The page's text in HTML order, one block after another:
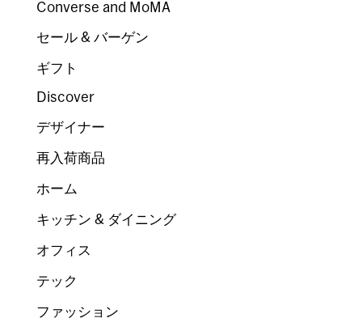
Converse and MoMA
セール & バーゲン
ギフト
Discover
デザイナー
再入荷商品
ホーム
キッチン & ダイニング
オフィス
テック
ファッション